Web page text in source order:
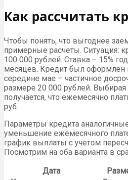
Как рассчитать
Чтобы понять, что выгоднее
примерные расчеты. Ситуация:
100 000 рублей. Ставка – 15%
месяцев. Кредит был оформлен
середине мае – частичное
размере 20 000 рублей.
получается, что ежемесячно
руб.
Параметры кредита
уменьшение ежемесячного
график выплаты с учетом
Посмотрим на оба варианта в
Дата